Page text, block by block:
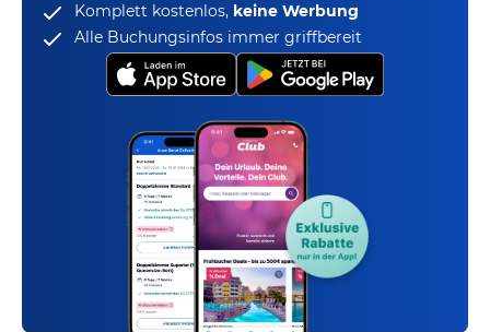
Komplett kostenlos, keine Werbung
Alle Buchungsinfos immer griffbereit